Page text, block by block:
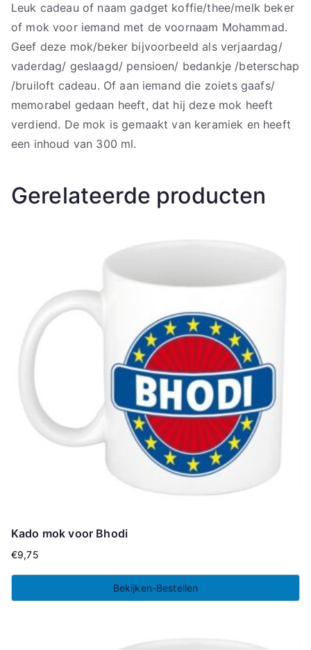
Leuk cadeau of naam gadget koffie/thee/melk beker
of mok voor iemand met de voornaam Mohammad.
Geef deze mok/beker bijvoorbeeld als verjaardag/
vaderdag/ geslaagd/ pensioen/ bedankje /beterschap
/bruiloft cadeau. Of aan iemand die zoiets gaafs/
memorabel gedaan heeft, dat hij deze mok heeft
verdiend. De mok is gemaakt van keramiek en heeft
een inhoud van 300 ml.
Gerelateerde producten
Kado mok voor Bhodi
€9,75
Bekijken-Bestellen